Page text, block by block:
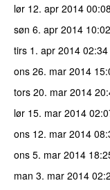
lør 12. apr 2014 00:08
søn 6. apr 2014 10:02
tirs 1. apr 2014 02:34
ons 26. mar 2014
tors 20. mar 2014
lør 15. mar 2014
ons 12. mar 2014
ons 5. mar 2014
man 3. mar 2014